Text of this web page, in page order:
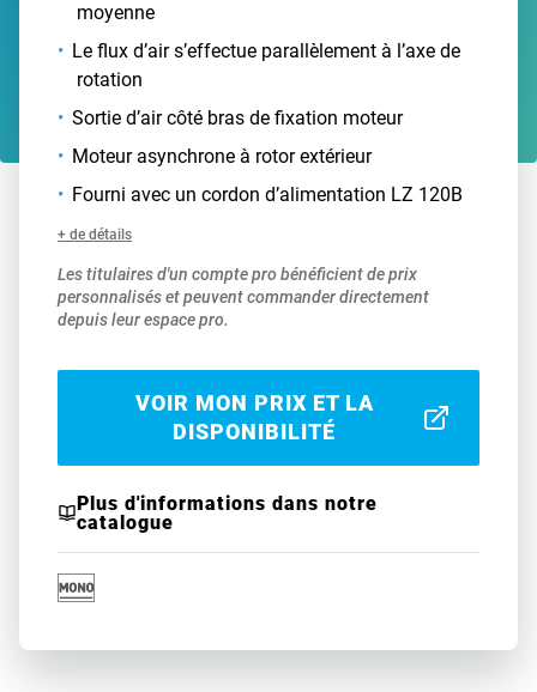
moyenne
Le flux d’air s’effectue parallèlement à l’axe de
rotation
Sortie d’air côté bras de fixation moteur
Moteur asynchrone à rotor extérieur
Fourni avec un cordon d’alimentation LZ 120B
+ de détails
Les titulaires d'un compte pro bénéficient de prix
personnalisés et peuvent commander directement
depuis leur espace pro.
VOIR MON PRIX ET LA
DISPONIBILITÉ
Plus d'informations dans notre
catalogue